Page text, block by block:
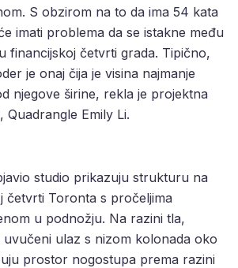
S obzirom na to da ima 54 kata
imati problema da se istakne među
financijskoj četvrti grada. Tipično,
je onaj čija je visina najmanje
njegove širine, rekla je projektna
Quadrangle Emily Li.
studio prikazuju strukturu na
četvrti Toronta s pročeljima
u podnožju. Na razini tla,
ulaz s nizom kolonada oko
prostor nogostupa prema razini